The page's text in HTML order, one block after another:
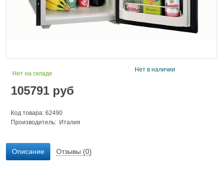
Нет на складе
105791 руб
Код товара: 62490
Производитель: Италия
Нет в наличии
Описание Отзывы (0)